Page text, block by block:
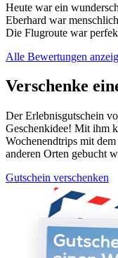
Heute war ein
Eberhard war
Die Flugroute war
Alle Bewertungen
Verschenke
Der Erlebnisgutschein
Geschenkidee! Mit ihm
Wochenendtrips mit
anderen Orten gebucht
Gutschein verschenken